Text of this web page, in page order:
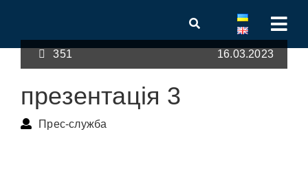
351 16.03.2023
презентація 3
Прес-служба